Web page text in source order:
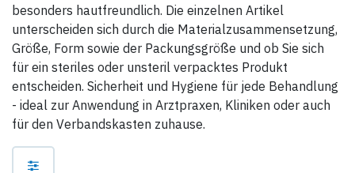
besonders hautfreundlich. Die einzelnen Artikel
unterscheiden sich durch die Materialzusammensetzung,
Größe, Form sowie der Packungsgröße und ob Sie sich
für ein steriles oder unsteril verpacktes Produkt
entscheiden. Sicherheit und Hygiene für jede Behandlung
- ideal zur Anwendung in Arztpraxen, Kliniken oder auch
für den Verbandskasten zuhause.